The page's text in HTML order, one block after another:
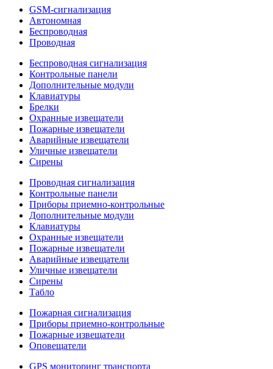
GSM-сигнализация
Автономная
Беспроводная
Проводная
Беспроводная сигнализация
Контрольные панели
Дополнительные модули
Клавиатуры
Брелки
Охранные извещатели
Пожарные извещатели
Аварийные извещатели
Уличные извещатели
Сирены
Проводная сигнализация
Контрольные панели
Приборы приемно-контрольные
Дополнительные модули
Клавиатуры
Охранные извещатели
Пожарные извещатели
Аварийные извещатели
Уличные извещатели
Сирены
Табло
Пожарная сигнализация
Приборы приемно-контрольные
Пожарные извещатели
Оповещатели
GPS мониторинг транспорта